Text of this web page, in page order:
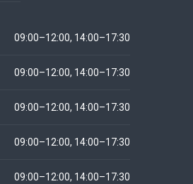
09:00–12:00, 14:00–17:30
09:00–12:00, 14:00–17:30
09:00–12:00, 14:00–17:30
09:00–12:00, 14:00–17:30
09:00–12:00, 14:00–17:30